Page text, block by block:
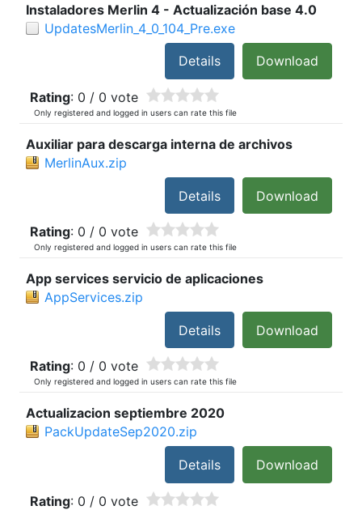
Instaladores Merlin 4 - Actualización base 4.0
UpdatesMerlin_4_0_104_Pre.exe
Download
Details
Rating: 0 / 0 vote
Only registered and logged in users can rate this file
Auxiliar para descarga interna de archivos
MerlinAux.zip
Download
Details
Rating: 0 / 0 vote
Only registered and logged in users can rate this file
App services servicio de aplicaciones
AppServices.zip
Download
Details
Rating: 0 / 0 vote
Only registered and logged in users can rate this file
Actualizacion septiembre 2020
PackUpdateSep2020.zip
Download
Details
Rating: 0 / 0 vote